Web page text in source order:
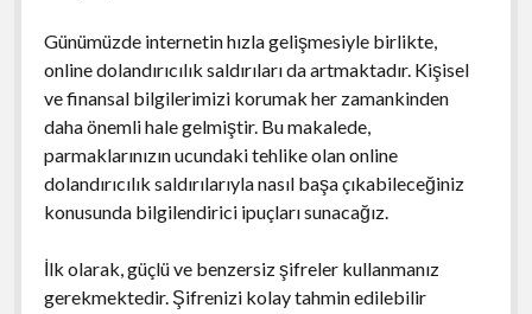
Günümüzde internetin hızla gelişmesiyle birlikte,
online dolandırıcılık saldırıları da artmaktadır. Kişisel
ve finansal bilgilerimizi korumak her zamankinden
daha önemli hale gelmiştir. Bu makalede,
parmaklarınızın ucundaki tehlike olan online
dolandırıcılık saldırılarıyla nasıl başa çıkabileceğiniz
konusunda bilgilendirici ipuçları sunacağız.
İlk olarak, güçlü ve benzersiz şifreler kullanmanız
gerekmektedir. Şifrenizi kolay tahmin edilebilir